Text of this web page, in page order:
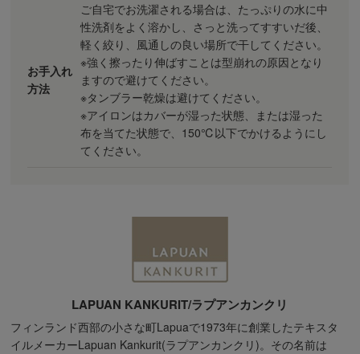
お手入れ
方法
ご自宅でお洗濯される場合は、たっぷりの水に中
性洗剤をよく溶かし、さっと洗ってすすいだ後、
軽く絞り、風通しの良い場所で干してください。
※強く擦ったり伸ばすことは型崩れの原因となり
ますので避けてください。
※タンブラー乾燥は避けてください。
※アイロンはカバーが湿った状態、または湿った
布を当てた状態で、150℃以下でかけるようにし
てください。
LAPUAN KANKURIT/ラプアンカンクリ
フィンランド西部の小さな町Lapuaで1973年に創業したテキスタ
イルメーカーLapuan Kankurit(ラプアンカンクリ)。その名前は